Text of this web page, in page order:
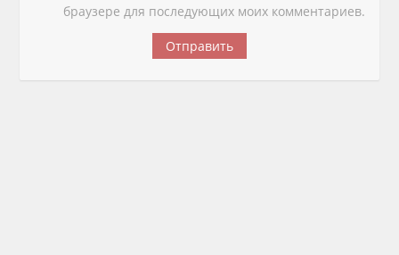
браузере для последующих моих комментариев.